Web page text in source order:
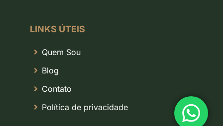
LINKS ÚTEIS
Quem Sou
Blog
Contato
Política de privacidade